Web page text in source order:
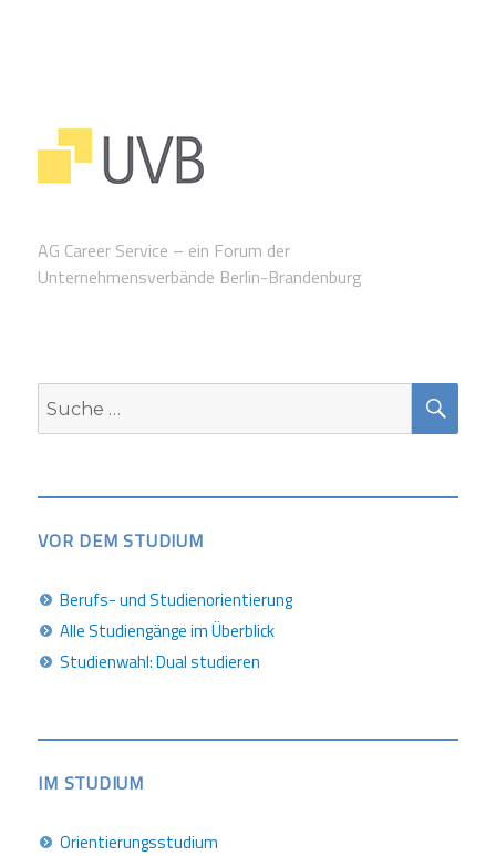
AG Career Service – ein Forum der
Unternehmensverbände Berlin-Brandenburg
Suche
nach:
VOR DEM STUDIUM
Berufs- und Studienorientierung
Alle Studiengänge im Überblick
Studienwahl: Dual studieren
IM STUDIUM
Orientierungsstudium